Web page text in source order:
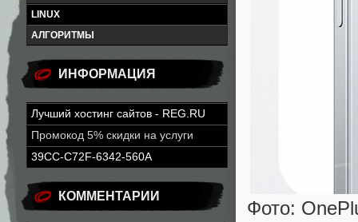
LINUX
АЛГОРИТМЫ
ИНФОРМАЦИЯ
Лучший хостинг сайтов - REG.RU
Промокод 5% скидки на услуги
39CC-C72F-6342-560A
КОММЕНТАРИИ
Фото: